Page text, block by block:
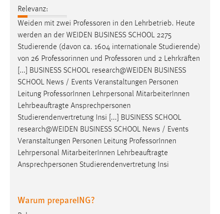
Relevanz:
Weiden mit zwei Professoren in den Lehrbetrieb. Heute
werden an der WEIDEN BUSINESS SCHOOL 2275
Studierende (davon ca. 1604 internationale Studierende)
von 26 Professorinnen und Professoren und 2 Lehrkräften
[...] BUSINESS SCHOOL research@WEIDEN BUSINESS
SCHOOL News / Events Veranstaltungen Personen
Leitung Professor Innen Lehrpersonal MitarbeiterInnen
Lehrbeauftragte Ansprechpersonen
Studierendenvertretung Insi [...] BUSINESS SCHOOL
research@WEIDEN BUSINESS SCHOOL News / Events
Veranstaltungen Personen Leitung Professor Innen
Lehrpersonal MitarbeiterInnen Lehrbeauftragte
Ansprechpersonen Studierendenvertretung Insi
Warum prepareING?